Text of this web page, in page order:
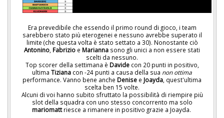
Era prevedibile che essendo il primo round di gioco, i team
sarebbero stato più eterogenei e nessuno avrebbe superato il
limite (che questa volta è stato settato a 30). Nonostante ciò
Antonino Fabrizio e Marianna sono gli unici a non essere stati
scelti da nessuno.
Top scorer della settimana è Davidecon 20 punti in positivo,
ultima Tiziana con -24 punti a causa della sua non ottima
performance. Vanno bene anche Denise e Joayda , quest'ultima
scelta ben 15 volte.
Alcuni di voi hanno subito sfruttato la possibilità di riempire più
slot della squadra con uno stesso concorrento ma solo
mariomattriesce a rimanere in positivo grazie a Joayda.